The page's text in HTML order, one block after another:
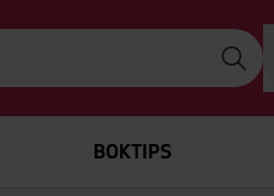
BOKTIPS